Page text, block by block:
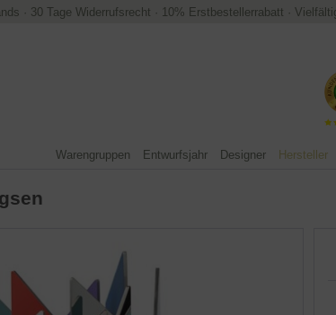
· 30 Tage Widerrufsrecht · 10% Erstbestellerrabatt ·
Warengruppen Entwurfsjahr Designer Hersteller